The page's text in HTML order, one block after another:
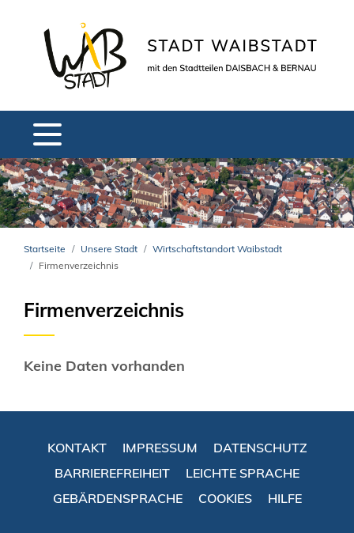
Startseite Unsere Stadt
Wirtschaftstandort Waibstadt
Firmenverzeichnis
Firmenverzeichnis
Keine Daten vorhanden
KONTAKT IMPRESSUM
DATENSCHUTZ
BARRIEREFREIHEIT
LEICHTE SPRACHE
GEBÄRDENSPRACHE
COOKIES HILFE